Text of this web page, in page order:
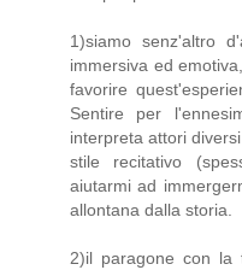
1)siamo senz'altro
immersiva ed
favorire
Sentire per
interpreta attori
stile recitativo
aiutarmi ad
allontana dalla storia.
2)il paragone con la